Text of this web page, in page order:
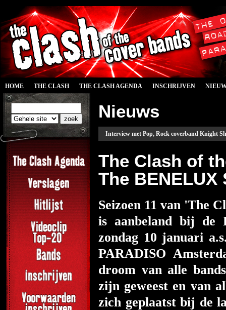
HOME THE CLASH THE CLASH AGENDA INSCHRIJVEN
Nieuws
Interview met Pop, Rock coverband Knight
The Clash of
The BENELUX
Seizoen 11 van 'The
is aanbeland bij de
zondag 10 januari
PARADISO
droom van alle
zijn geweest en van
zich geplaatst bij de